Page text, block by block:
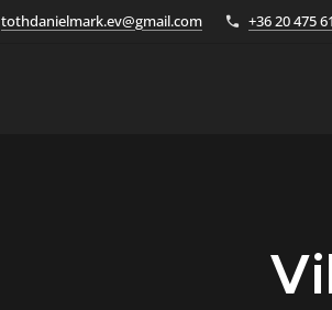
tothdanielmark.ev@gmail.com +36 20 475